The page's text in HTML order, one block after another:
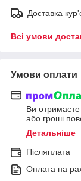
Доставка
Всі умови
Умови оплати
Ви
або гроші
Детальніше
Післяплата
Оплата на